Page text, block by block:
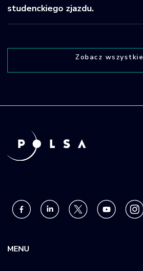
studenckiego zjazdu.
Zobacz wszystkie
MENU